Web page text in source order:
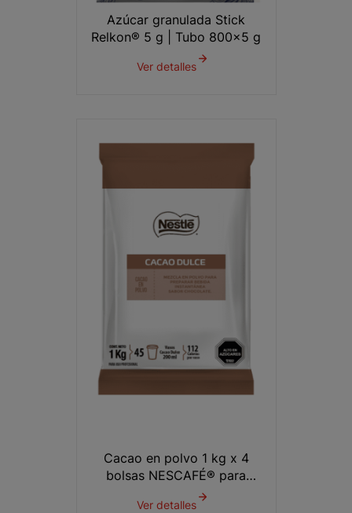
Azúcar granulada Stick
Relkon® 5 g | Tubo 800x5 g
Ver detalles
Cacao en polvo 1 kg x 4
bolsas NESCAFÉ® para
Máquina dispensadora
Ver detalles